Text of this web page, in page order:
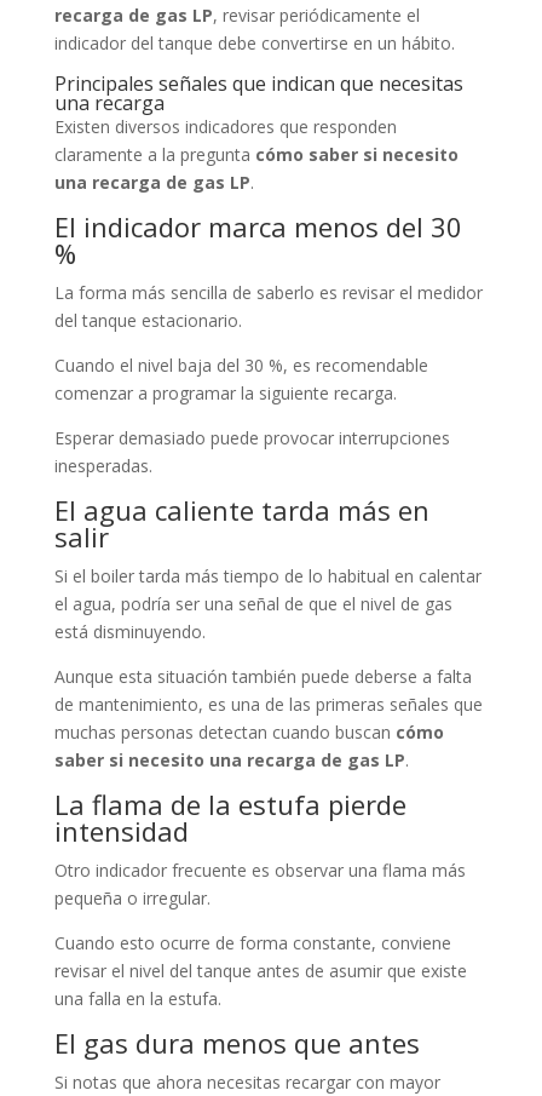
recarga de gas LP, revisar periódicamente el
indicador del tanque debe convertirse en un hábito.
Principales señales que indican que necesitas
una recarga
Existen diversos indicadores que responden
claramente a la pregunta cómo saber si necesito
una recarga de gas LP.
El indicador marca menos del 30
%
La forma más sencilla de saberlo es revisar el medidor
del tanque estacionario.
Cuando el nivel baja del 30 %, es recomendable
comenzar a programar la siguiente recarga.
Esperar demasiado puede provocar interrupciones
inesperadas.
El agua caliente tarda más en
salir
Si el boiler tarda más tiempo de lo habitual en calentar
el agua, podría ser una señal de que el nivel de gas
está disminuyendo.
Aunque esta situación también puede deberse a falta
de mantenimiento, es una de las primeras señales que
muchas personas detectan cuando buscan cómo
saber si necesito una recarga de gas LP.
La flama de la estufa pierde
intensidad
Otro indicador frecuente es observar una flama más
pequeña o irregular.
Cuando esto ocurre de forma constante, conviene
revisar el nivel del tanque antes de asumir que existe
una falla en la estufa.
El gas dura menos que antes
Si notas que ahora necesitas recargar con mayor